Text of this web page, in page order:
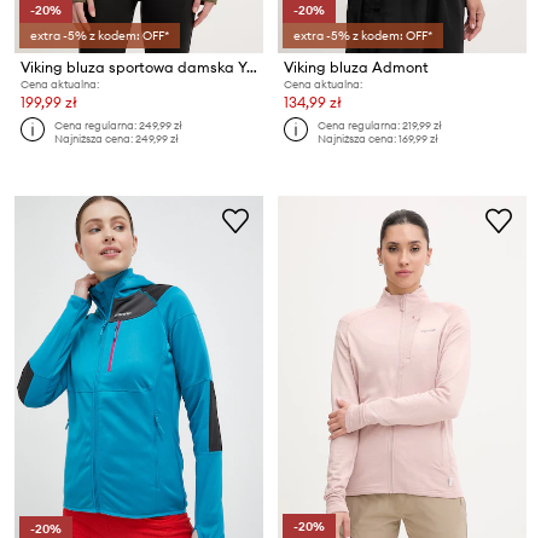
-20%
extra -5% z kodem: OFF*
Viking bluza sportowa damska Yosemite
Cena aktualna:
199,99 zł
Cena regularna:249,99 zł
Najniższa cena:249,99 zł
-20%
extra -5% z kodem: OFF*
Viking bluza Admont
Cena aktualna:
134,99 zł
Cena regularna:219,99 zł
Najniższa cena:169,99 zł
-20%
-20%